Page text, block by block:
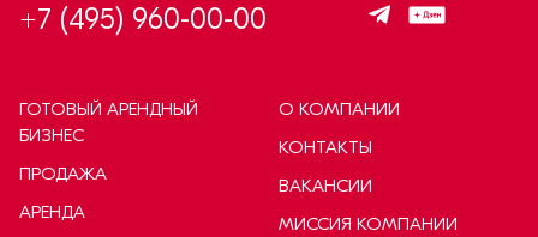
+7 (495) 960-00-00
ГОТОВЫЙ АРЕНДНЫЙ
БИЗНЕС
ПРОДАЖА
АРЕНДА
О КОМПАНИИ
КОНТАКТЫ
ВАКАНСИИ
МИССИЯ КОМПАНИИ